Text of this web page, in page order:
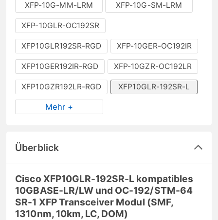
XFP-10G-MM-LRM XFP-10G-SM-LRM
XFP-10GLR-OC192SR
XFP10GLR192SR-RGD XFP-10GER-OC192IR
XFP10GER192IR-RGD XFP-10GZR-OC192LR
XFP10GZR192LR-RGD XFP10GLR-192SR-L
Mehr +
Überblick
Cisco XFP10GLR-192SR-L kompatibles
10GBASE-LR/LW und OC-192/STM-64
SR-1 XFP Transceiver Modul (SMF,
1310nm, 10km, LC, DOM)